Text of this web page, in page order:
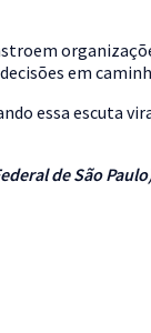
em
essa escuta
de São